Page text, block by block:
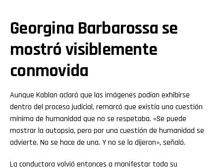
Georgina Barbarossa se
mostró visiblemente
conmovida
Aunque Kablan aclaró que las imágenes podían exhibirse
dentro del proceso judicial, remarcó que existía una cuestión
mínima de humanidad que no se respetaba. «Se puede
mostrar la autopsia, pero por una cuestión de humanidad se
advierte. No se hace de una. Y no se lo dijeron», señaló.
La conductora volvió entonces a manifestar toda su